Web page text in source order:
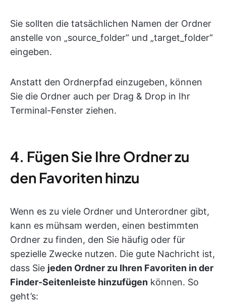
Sie sollten die tatsächlichen Namen der Ordner
anstelle von „source_folder“ und „target_folder“
eingeben.
Anstatt den Ordnerpfad einzugeben, können
Sie die Ordner auch per Drag & Drop in Ihr
Terminal-Fenster ziehen.
4. Fügen Sie Ihre Ordner zu
den Favoriten hinzu
Wenn es zu viele Ordner und Unterordner gibt,
kann es mühsam werden, einen bestimmten
Ordner zu finden, den Sie häufig oder für
spezielle Zwecke nutzen. Die gute Nachricht ist,
dass Sie jeden Ordner zu Ihren Favoriten in der
Finder-Seitenleiste hinzufügen können. So
geht’s: